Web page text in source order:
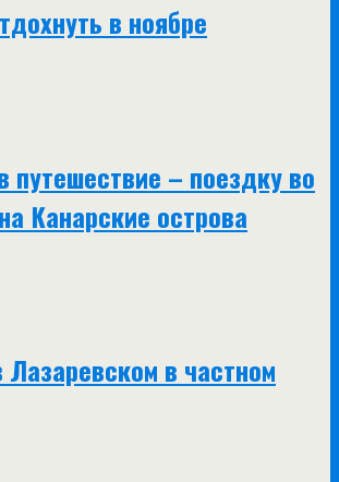
в ноябре
путешествие – поездку во
Канарские острова
в частном